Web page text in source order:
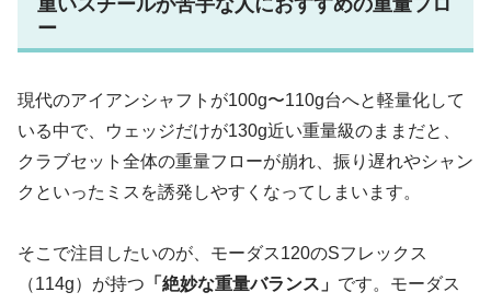
重いスチールが苦手な人におすすめの重量フロ
ー
現代のアイアンシャフトが100g〜110g台へと軽量化して
いる中で、ウェッジだけが130g近い重量級のままだと、
クラブセット全体の重量フローが崩れ、振り遅れやシャン
クといったミスを誘発しやすくなってしまいます。
そこで注目したいのが、モーダス120のSフレックス
（114g）が持つ 「絶妙な重量バランス」 です。モーダス